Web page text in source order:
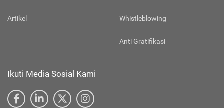
Artikel Whistleblowing
Anti Gratifikasi
Ikuti Media Sosial Kami